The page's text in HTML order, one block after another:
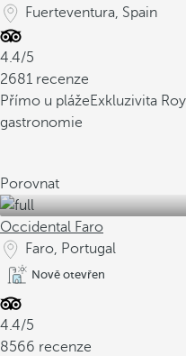
Fuerteventura, Spain
4.4/5
2681 recenze
Přímo u plážeExkluzivita
gastronomie
Porovnat
Occidental Faro
Faro, Portugal
Nově otevřen
4.4/5
8566 recenze